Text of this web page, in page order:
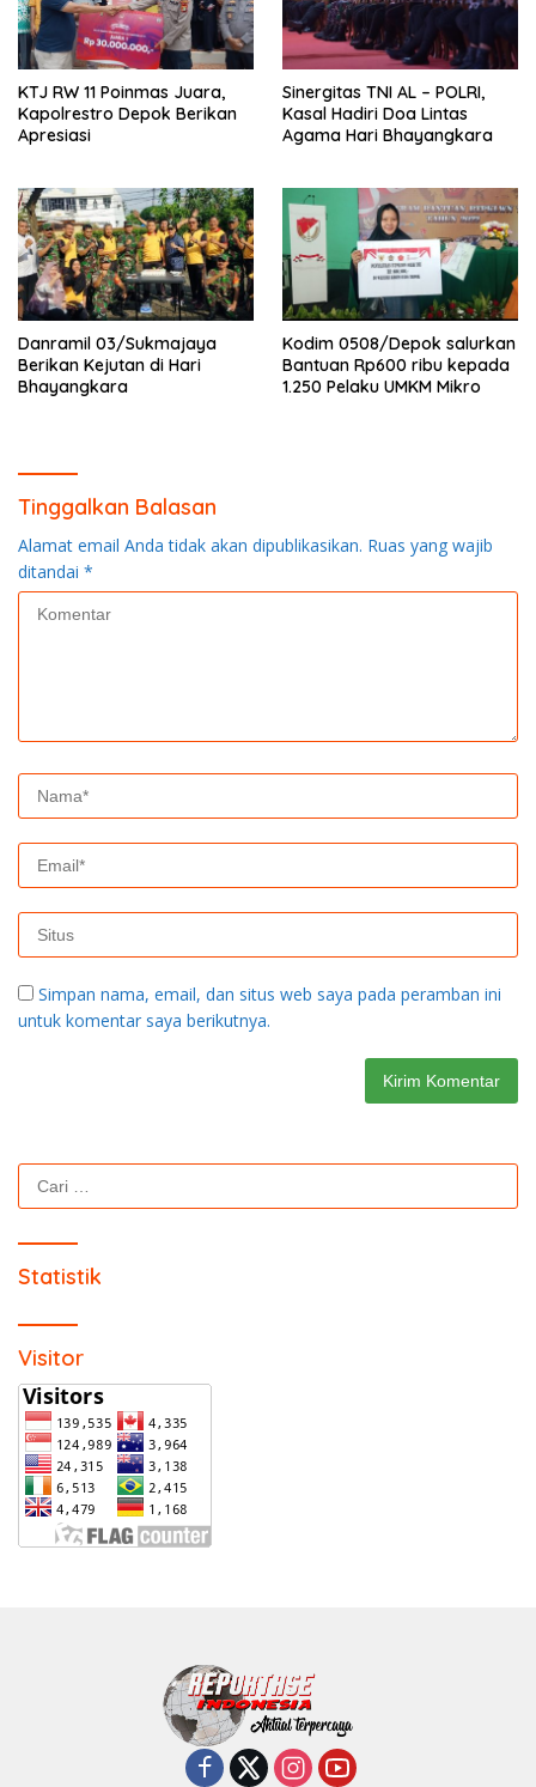
KTJ RW 11 Poinmas Juara,
Kapolrestro Depok Berikan
Apresiasi
Sinergitas TNI AL – POLRI,
Kasal Hadiri Doa Lintas
Agama Hari Bhayangkara
Danramil 03/Sukmajaya
Berikan Kejutan di Hari
Bhayangkara
Kodim 0508/Depok salurkan
Bantuan Rp600 ribu kepada
1.250 Pelaku UMKM Mikro
Tinggalkan Balasan
Alamat email Anda tidak akan dipublikasikan. Ruas yang wajib
ditandai *
Simpan nama, email, dan situs web saya pada peramban ini
untuk komentar saya berikutnya.
Cari
untuk:
Statistik
Visitor